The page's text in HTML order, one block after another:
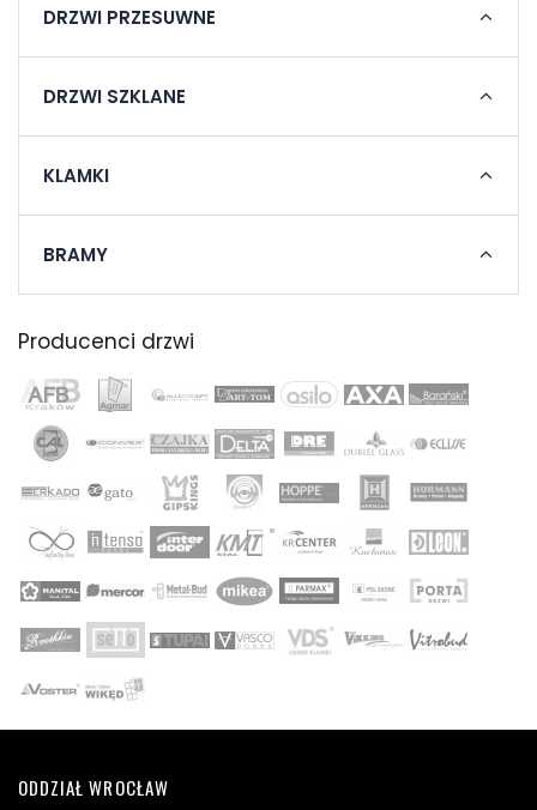
DRZWI PRZESUWNE
DRZWI SZKLANE
KLAMKI
BRAMY
Producenci drzwi
ODDZIAŁ WROCŁAW